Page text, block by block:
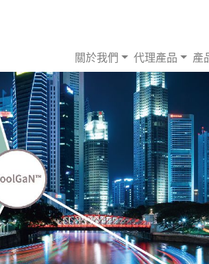
關於我們 代理產品 產